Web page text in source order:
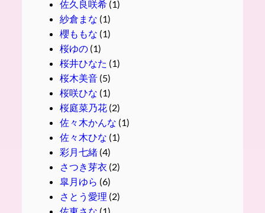
佐久良咲希(1)
紗倉まな (1)
櫻ももな (1)
桜ゆの(1)
桜井ひなた (1)
桜木美音(5)
桜咲ひな (1)
桜庭菜乃花(2)
佐々木かんな (1)
佐々木ひな (1)
彩月七緒(4)
さつき芽衣 (2)
皐月ゆら (6)
さとう愛理 (2)
佐東さな (1)